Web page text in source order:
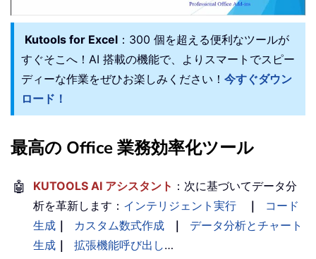
Kutools for Excel ：300 個を超える便利なツールが
すぐそこへ！AI 搭載の機能で、よりスマートでスピー
ディーな作業をぜひお楽しみください！ 今すぐダウン
ロード！
最高の Office 業務効率化ツール
🤖 KUTOOLS AI アシスタント ：次に基づいてデータ分
析を革新します： インテリジェント実行 ｜
コード
生成 ｜ カスタム数式作成 ｜
データ分析とチャート
生成 ｜ 拡張機能呼び出し…